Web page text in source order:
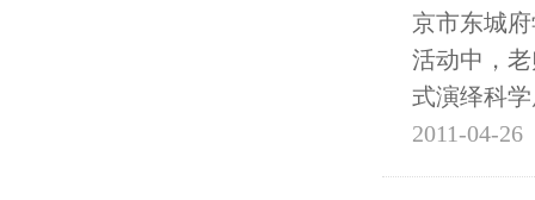
京市东城
活动中，
式演绎科
2011-04-26